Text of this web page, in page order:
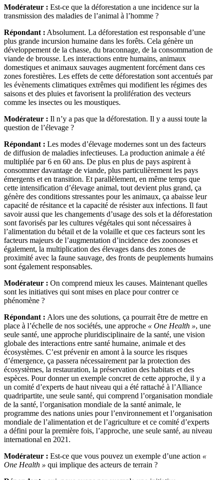
Modérateur : Est-ce que la déforestation a une incidence sur la
transmission des maladies de l’animal à l’homme ?
Répondant : Absolument. La déforestation est responsable d’une
plus grande incursion humaine dans les forêts. Cela génère un
développement de la chasse, du braconnage, de la consommation de
viande de brousse. Les interactions entre humains, animaux
domestiques et animaux sauvages augmentent forcément dans ces
zones forestières. Les effets de cette déforestation sont accentués par
les évènements climatiques extrêmes qui modifient les régimes des
saisons et des pluies et favorisent la prolifération des vecteurs
comme les insectes ou les moustiques.
Modérateur : Il n’y a pas que la déforestation. Il y a aussi toute la
question de l’élevage ?
Répondant : Les modes d’élevage modernes sont un des facteurs
de diffusion de maladies infectieuses. La production animale a été
multipliée par 6 en 60 ans. De plus en plus de pays aspirent à
consommer davantage de viande, plus particulièrement les pays
émergents et en transition. Et parallèlement, en même temps que
cette intensification d’élevage animal, tout devient plus grand, ça
génère des conditions stressantes pour les animaux, ça abaisse leur
capacité de résitance et la capacité de résister aux infections. Il faut
savoir aussi que les changements d’usage des sols et la déforestation
sont favorisés par les cultures végétales qui sont nécessaires à
l’alimentation du bétail et de la volaille et que ces facteurs sont les
facteurs majeurs de l’augmentation d’incidence des zoonoses et
également, la multiplication des élevages dans des zones de
proximité avec la faune sauvage, des fronts de peuplements humains
sont également responsables.
Modérateur : On comprend mieux les causes. Maintenant quelles
sont les initiatives qui sont mises en place pour contrer ce
phénomène ?
Répondant : Alors une des solutions, ça pourrait être de mettre en
place à l’échelle de nos sociétés, une approche « One Health », une
seule santé, une approche pluridisciplinaire de la santé, une vision
globale des interactions entre santé humaine, animale et des
écosystèmes. C’est prévenir en amont à la source les risques
d’émergence, ça passera nécessairement par la protection des
écosystèmes, la restauration, la préservation des habitats et des
espèces. Pour donner un exemple concret de cette approche, il y a
un comité d’experts de haut niveau qui a été rattaché à l’Alliance
quadripartite, une seule santé, qui comprend l’organisation mondiale
de la santé, l’organisation mondiale de la santé animale, le
programme des nations unies pour l’environnement et l’organisation
mondiale de l’alimentation et de l’agriculture et ce comité d’experts
a défini pour la première fois, l’approche, une seule santé, au niveau
international en 2021.
Modérateur : Est-ce que vous pouvez un exemple d’une action «
One Health » qui implique des acteurs de terrain ?